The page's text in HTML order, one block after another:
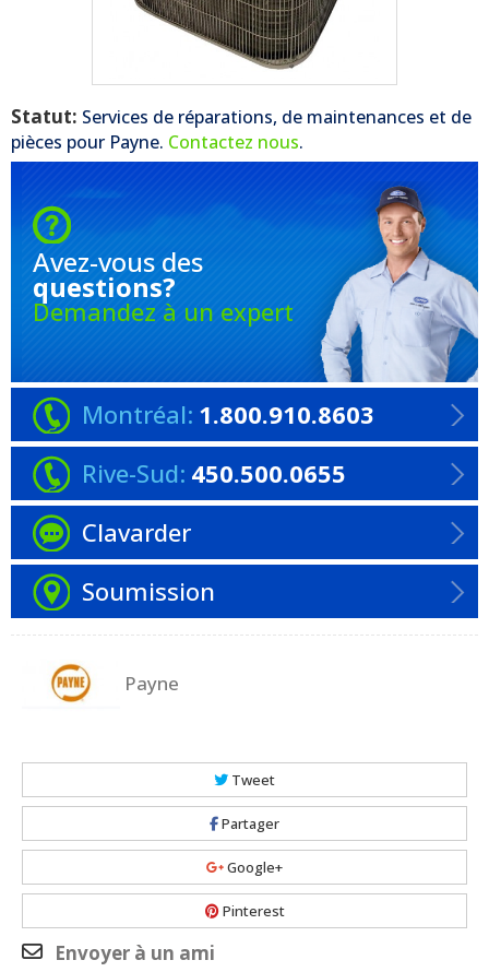
Statut: Services de réparations, de maintenances et de
pièces pour Payne. Contactez nous.
Avez-vous des
questions?
Demandez à un expert
Montréal: 1.800.910.8603
Rive-Sud: 450.500.0655
Clavarder
Soumission
Payne
Tweet
Partager
Google+
Pinterest
Envoyer à un ami